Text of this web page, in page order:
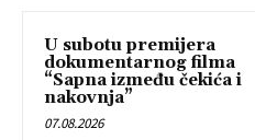
U subotu premijera
dokumentarnog filma
“Sapna između čekića i
nakovnja”
07.08.2026